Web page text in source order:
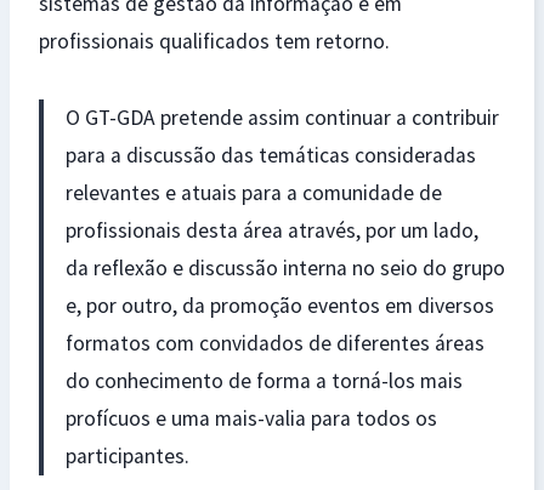
profissionais qualificados tem retorno.
O GT-GDA pretende assim continuar a contribuir
para a discussão das temáticas consideradas
relevantes e atuais para a comunidade de
profissionais desta área através, por um lado,
da reflexão e discussão interna no seio do grupo
e, por outro, da promoção eventos em diversos
formatos com convidados de diferentes áreas
do conhecimento de forma a torná-los mais
profícuos e uma mais-valia para todos os
participantes.